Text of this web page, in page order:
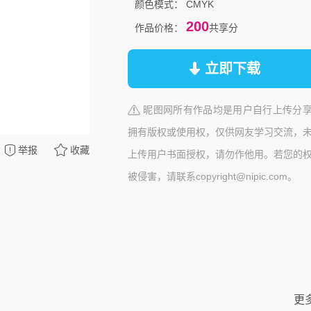
举报 收藏
颜色模式：
CMYK
作品价格： 200共享分
立即下载
昵图网所有作品均是用户自行上传分
拥有版权或使用权，仅供网友学习交流，
上传用户书面授权，请勿作他用。若您的
被侵害，请联系copyright@nipic.com。
更